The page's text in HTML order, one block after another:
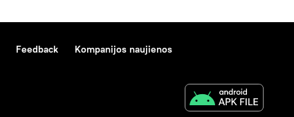
Feedback Kompanijos naujienos